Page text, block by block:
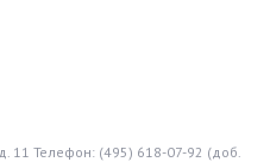
11 Телефон: (495) 618-07-92 (доб.